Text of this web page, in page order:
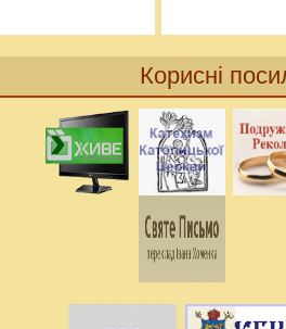
Корисні